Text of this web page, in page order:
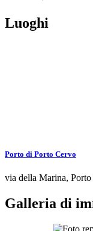
Luoghi
Porto di Porto Cervo
via della Marina,
Galleria di